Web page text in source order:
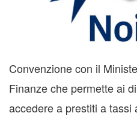
Convenzione con il
Finanze che permette ai
accedere a prestiti a tassi